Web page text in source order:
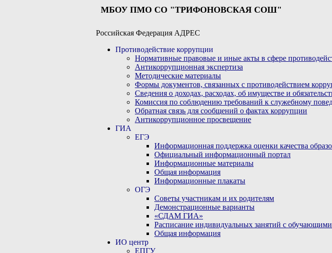
МБОУ ПМО СО "ТРИФОНОВСКАЯ СОШ"
Российская Федерация АДРЕС
Противодействие коррупции
Нормативные правовые и иные акты в сфере
Антикоррупционная экспертиза
Методические материалы
Формы документов, связанных с противодействием
Сведения о доходах, расходах, об имуществе и
Комиссия по соблюдению требований к служебному
Обратная связь для сообщений о фактах коррупции
Антикоррупционное просвещение
ГИА
ЕГЭ
Информационная поддержка оценки качества
Официальный информационный портал
Информационные материалы
Общая информация
Информационные плакаты
ОГЭ
Советы участникам и их родителям
Демонстрационные варианты
«СДАМ ГИА»
Расписание индивидуальных занятий с
Общая информация
ИО центр
ЕПГУ